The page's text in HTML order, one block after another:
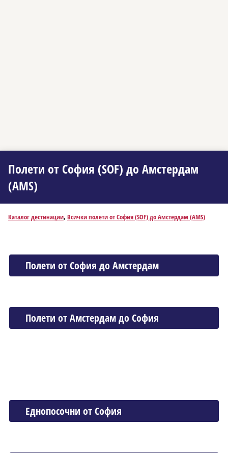
Полети от София (SOF) до Амстердам
(AMS)
Каталог дестинации, Всички полети от София (SOF) до Амстердам (AMS)
Полети от София до Амстердам
Полети от Амстердам до София
Еднопосочни от София